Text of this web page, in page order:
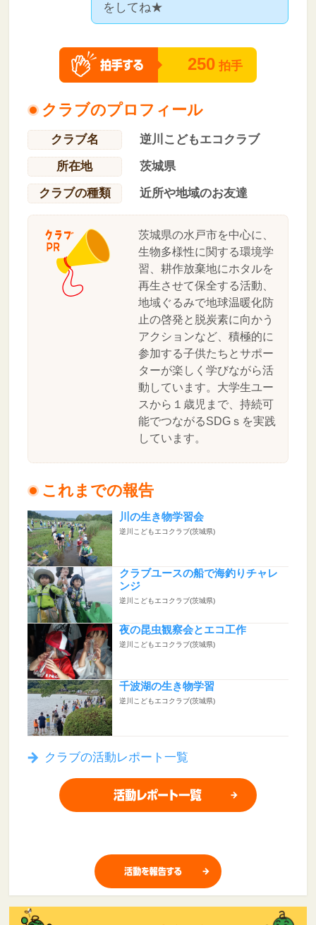
をしてね★
250 拍手
クラブのプロフィール
クラブ名
逆川こどもエコクラブ
所在地
茨城県
クラブの種類
近所や地域のお友達
茨城県の水戸市を中心に、
生物多様性に関する環境学
習、耕作放棄地にホタルを
再生させて保全する活動、
地域ぐるみで地球温暖化防
止の啓発と脱炭素に向かう
アクションなど、積極的に
参加する子供たちとサポー
ターが楽しく学びながら活
動しています。大学生ユー
スから１歳児まで、持続可
能でつながるSDGｓを実践
しています。
これまでの報告
川の生き物学習会
逆川こどもエコクラブ(茨城県)
クラブユースの船で海釣りチャレ
ンジ
逆川こどもエコクラブ(茨城県)
夜の昆虫観察会とエコ工作
逆川こどもエコクラブ(茨城県)
千波湖の生き物学習
逆川こどもエコクラブ(茨城県)
クラブの活動レポート一覧